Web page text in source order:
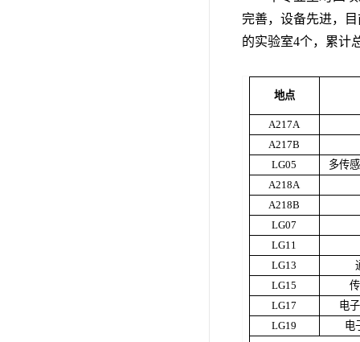
完善，设备先进，
的实验室4个，累计
地点
A217A
A217B
LG05
多传
A218A
A218B
LG07
LG11
LG13
LG15
LG17
电
LG19
电